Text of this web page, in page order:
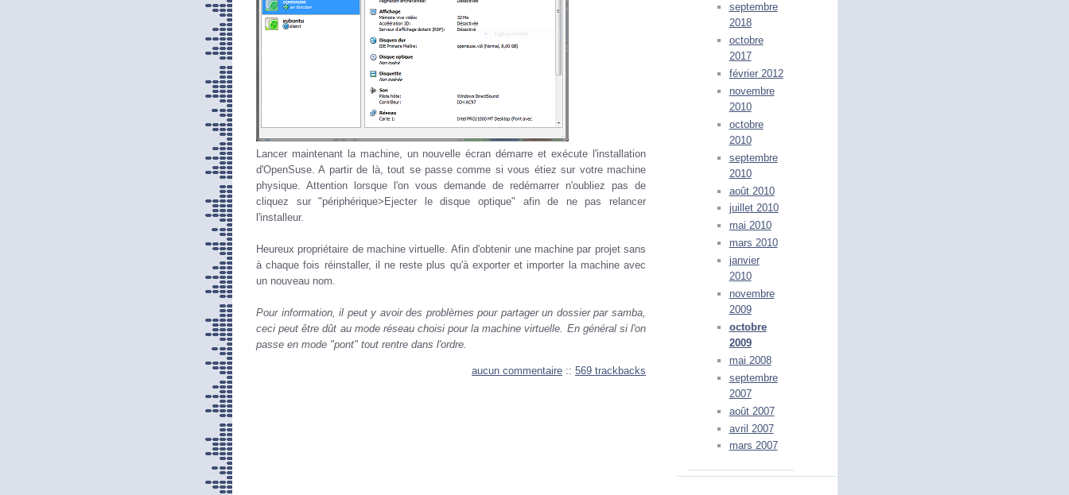
septembre
2018
octobre
2017
février 2012
novembre
2010
octobre
2010
septembre
2010
août 2010
juillet 2010
mai 2010
mars 2010
janvier
2010
novembre
2009
octobre
2009
mai 2008
septembre
2007
août 2007
avril 2007
mars 2007
Lancer maintenant la machine, un nouvelle écran démarre et exécute l'installation
d'OpenSuse. A partir de là, tout se passe comme si vous étiez sur votre machine
physique. Attention lorsque l'on vous demande de redémarrer n'oubliez pas de
cliquez sur "périphérique>Ejecter le disque optique" afin de ne pas relancer
l'installeur.
Heureux propriétaire de machine virtuelle. Afin d'obtenir une machine par projet sans
à chaque fois réinstaller, il ne reste plus qu'à exporter et importer la machine avec
un nouveau nom.
Pour information, il peut y avoir des problèmes pour partager un dossier par samba,
ceci peut être dût au mode réseau choisi pour la machine virtuelle. En général si l'on
passe en mode "pont" tout rentre dans l'ordre.
aucun commentaire :: 569 trackbacks